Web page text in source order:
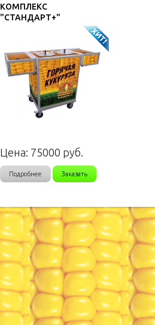
КОМПЛЕКС
"СТАНДАРТ+"
Цена: 75000 руб.
Подробнее Заказать